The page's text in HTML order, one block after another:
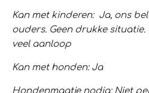
Kan met kinderen: Ja, ons
ouders. Geen drukke
veel aanloop
Kan met honden: Ja